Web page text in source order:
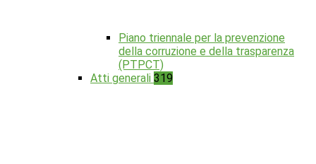
Piano triennale per la prevenzione
della corruzione e della trasparenza
(PTPCT)
Atti generali 319